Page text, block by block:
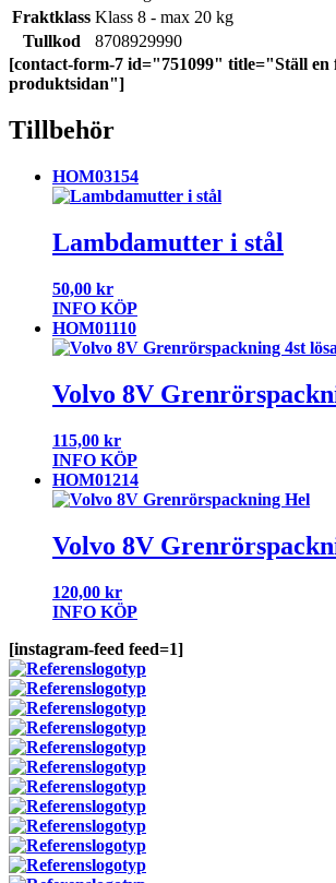
Fraktklass Klass 8 - max 20 kg
Tullkod
8708929990
[contact-form-7 id="751099" title="Ställ en
produktsidan"]
Tillbehör
HOM03154
Lambdamutter i stål
50,00 kr
INFO KÖP
HOM01110
Volvo 8V
115,00 kr
INFO KÖP
HOM01214
Volvo 8V
120,00 kr
INFO KÖP
[instagram-feed feed=1]